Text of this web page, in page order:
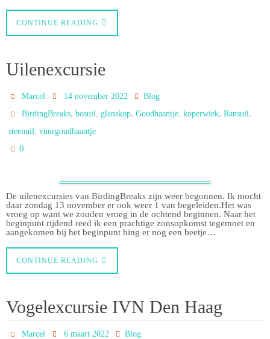
CONTINUE READING
Uilenexcursie
Marcel 14 november 2022
Blog
BirdingBreaks,bosuil,glanskop,Goudhaantje,koperwiek,Ransuil,
steenuil, vuurgoudhaantje
0
De uilenexcursies van BirdingBreaks zijn weer begonnen. Ik mocht
daar zondag 13 november er ook weer 1 van begeleiden.Het was
vroeg op want we zouden vroeg in de ochtend beginnen. Naar het
beginpunt rijdend reed ik een prachtige zonsopkomst tegemoet en
aangekomen bij het beginpunt hing er nog een beetje…
CONTINUE READING
Vogelexcursie IVN Den Haag
Marcel 6 maart 2022
Blog